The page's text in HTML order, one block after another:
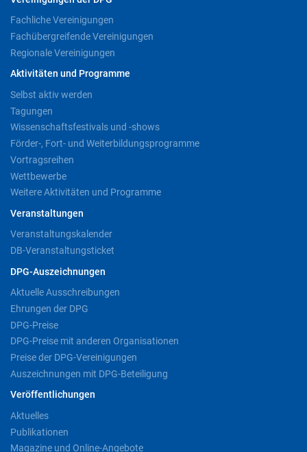
Fachliche Vereinigungen
Fachübergreifende Vereinigungen
Regionale Vereinigungen
Aktivitäten und Programme
Selbst aktiv werden
Tagungen
Wissenschaftsfestivals und -shows
Förder-, Fort- und Weiterbildungsprogramme
Vortragsreihen
Wettbewerbe
Weitere Aktivitäten und Programme
Veranstaltungen
Veranstaltungskalender
DB-Veranstaltungsticket
DPG-Auszeichnungen
Aktuelle Ausschreibungen
Ehrungen der DPG
DPG-Preise
DPG-Preise mit anderen Organisationen
Preise der DPG-Vereinigungen
Auszeichnungen mit DPG-Beteiligung
Veröffentlichungen
Aktuelles
Publikationen
Magazine und Online-Angebote